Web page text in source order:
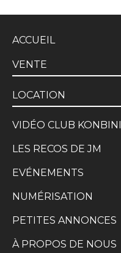
ACCUEIL
VENTE
LOCATION
VIDÉO CLUB KONBINI
LES RECOS DE JM
EVÉNEMENTS
NUMÉRISATION
PETITES ANNONCES
À PROPOS DE NOUS